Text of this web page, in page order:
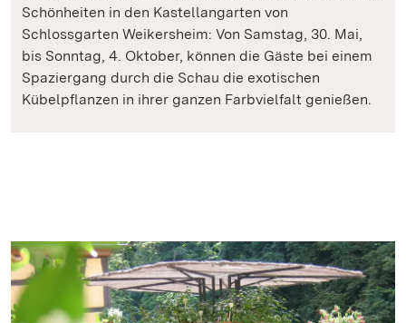
Schönheiten in den Kastellangarten von
Schlossgarten Weikersheim: Von Samstag, 30. Mai,
bis Sonntag, 4. Oktober, können die Gäste bei einem
Spaziergang durch die Schau die exotischen
Kübelpflanzen in ihrer ganzen Farbvielfalt genießen.